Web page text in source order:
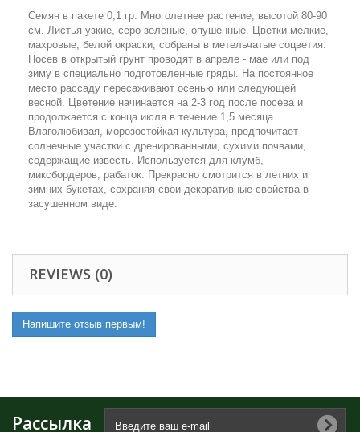
Семян в пакете 0,1 гр. Многолетнее растение, высотой 80-90
см. Листья узкие, серо зеленые, опушенные. Цветки мелкие,
махровые, белой окраски, собраны в метельчатые соцветия.
Посев в открытый грунт проводят в апреле - мае или под
зиму в специально подготовленные гряды. На постоянное
место рассаду пересаживают осенью или следующей
весной. Цветение начинается на 2-3 год после посева и
продолжается с конца июля в течение 1,5 месяца.
Влаголюбивая, морозостойкая культура, предпочитает
солнечные участки с дренированными, сухими почвами,
содержащие известь. Используется для клумб,
миксбордеров, рабаток. Прекрасно смотрится в летних и
зимних букетах, сохраняя свои декоративные свойства в
засушенном виде.
REVIEWS (0)
Напишите отзыв первым!
Рассылка